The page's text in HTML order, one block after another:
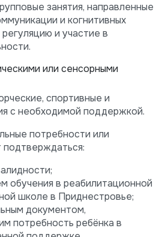
занятия, направленные
и когнитивных
и участие в
или сенсорными
спортивные и
с необходимой поддержкой.
потребности или
подтверждаться:
обучения в реабилитационной
школе в Приднестровье;
документом,
потребность ребёнка в